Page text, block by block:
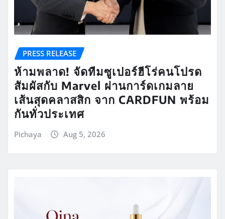
PRESS RELEASE
ห้ามพลาด! จัดทีมซูเปอร์ฮีโร่คนโปรด
สัมผัสกับ Marvel ผ่านการ์ดเกมลาย
เส้นสุดคลาสสิก จาก CARDFUN พร้อม
กันทั่วประเทศ
Pichaya Aug 5, 2026